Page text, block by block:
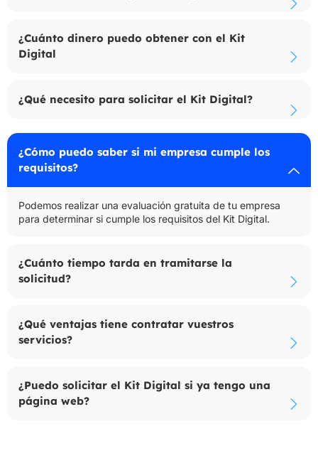
¿Cuánto dinero puedo obtener con el Kit
Digital
¿Qué necesito para solicitar el Kit Digital?
¿Cómo puedo saber si mi empresa cumple los
requisitos?
Podemos realizar una evaluación gratuita de tu empresa
para determinar si cumple los requisitos del Kit Digital.
¿Cuánto tiempo tarda en tramitarse la
solicitud?
¿Qué ventajas tiene contratar vuestros
servicios?
¿Puedo solicitar el Kit Digital si ya tengo una
página web?